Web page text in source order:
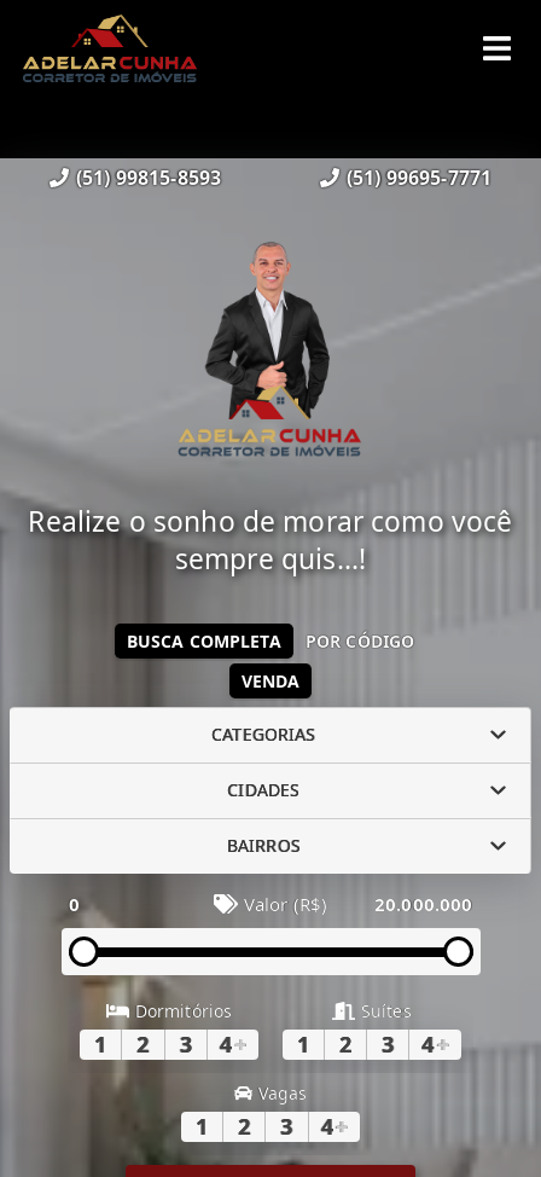
(51) 99815-8593 (51) 99695-7771
Realize o sonho de morar como você
sempre quis...!
VENDA
BUSCA COMPLETA POR CÓDIGO
CATEGORIAS
CIDADES
BAIRROS
0 Valor (R$) 20.000.000
Dormitórios
1 2 3 4+
Suítes
1 2 3 4+
Vagas
1 2 3 4+